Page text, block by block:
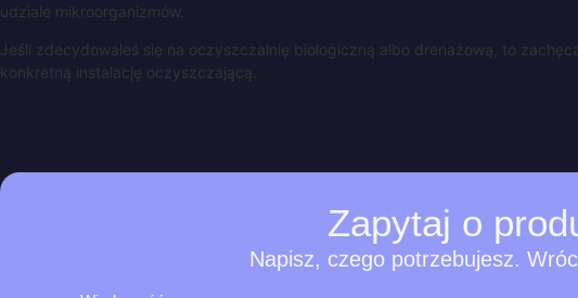
udziale mikroorganizmów.
Jeśli zdecydowałeś się na oczyszczalnię biologiczną albo drenażową, to
konkretną instalację oczyszczającą.
Zapytaj o
Napisz, czego potrzebujesz.